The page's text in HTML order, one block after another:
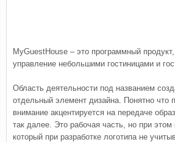
MyGuestHouse – это программный
управление небольшими гостиницами и
Область деятельности под названием
отдельный элемент дизайна. Понятно что
внимание акцентируется на передаче
так далее. Это рабочая часть, но при этом
который при разработке логотипа не